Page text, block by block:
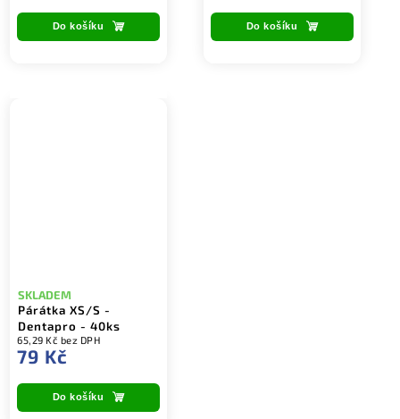
Do košíku Do košíku
Párátka XS/S -
Dentapro - 40ks
SKLADEM
65,29 Kč bez DPH
79 Kč
Do košíku